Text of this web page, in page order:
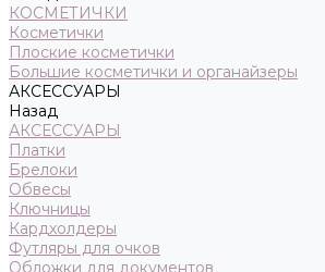
КОСМЕТИЧКИ
Косметички
Плоские косметички
Большие косметички и органайзеры
АКСЕССУАРЫ
Назад
АКСЕССУАРЫ
Платки
Брелоки
Обвесы
Ключницы
Кардхолдеры
Футляры для очков
Обложки для документов